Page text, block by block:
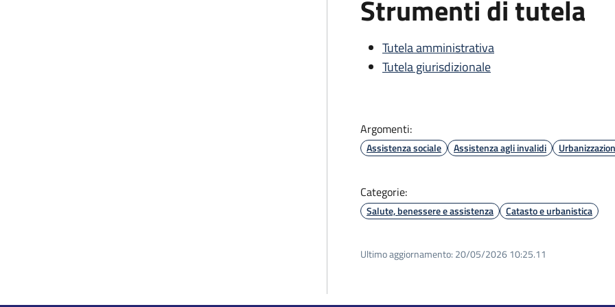
Strumenti di tutela
Tutela amministrativa
Tutela giurisdizionale
Argomenti:
Assistenza sociale Assistenza agli invalidi
Categorie:
Salute, benessere e assistenza Catasto e urbanistica
Ultimo aggiornamento: 20/05/2026 10:25.11